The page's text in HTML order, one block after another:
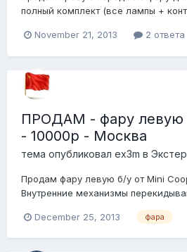
полный комплект (все лампы +
находится в Калининграде,
November 21, 2013 2 ответа
ПРОДАМ - фару левую
- 10000р - Москва
тема опубликовал ex3m в
Продам фару левую б/у от Mini
Внутренние механизмы
December 25, 2013
фара